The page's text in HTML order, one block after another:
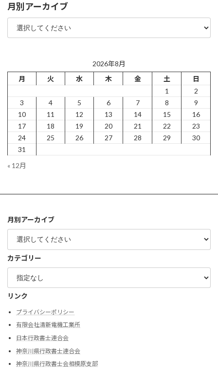
月別アーカイブ
2026年8月
月
火 水 木 金 土
日
1
2
3
4 5 6 7 8
9
10
11 12 13 14 15
16
17
18 19 20 21 22
23
24
25 26 27 28 29
30
31
« 12月
月別アーカイブ
カテゴリー
リンク
プライバシーポリシー
有限会社清新電機工業所
日本行政書士連合会
神奈川県行政書士連合会
神奈川県行政書士会相模原支部